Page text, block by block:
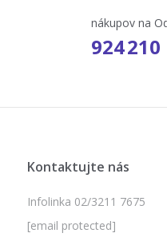
nákupov na
924 210
Kontaktujte nás
Infolinka 02/3211 7675
[email protected]